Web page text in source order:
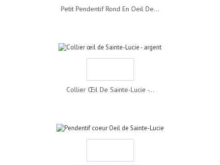
Petit Pendentif Rond En Oeil De...
Collier Œil De Sainte-Lucie -...